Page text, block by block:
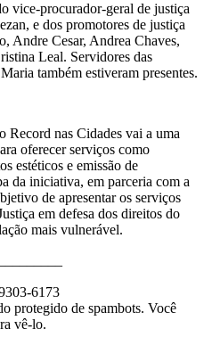
vice-procurador-geral de justiça
e dos promotores de justiça
Andre Cesar, Andrea Chaves,
Leal. Servidores das
também estiveram presentes.
Record nas Cidades vai a uma
oferecer serviços como
estéticos e emissão de
da iniciativa, em parceria com a
de apresentar os serviços
em defesa dos direitos do
mais vulnerável.
6173
protegido de spambots. Você
vê-lo.